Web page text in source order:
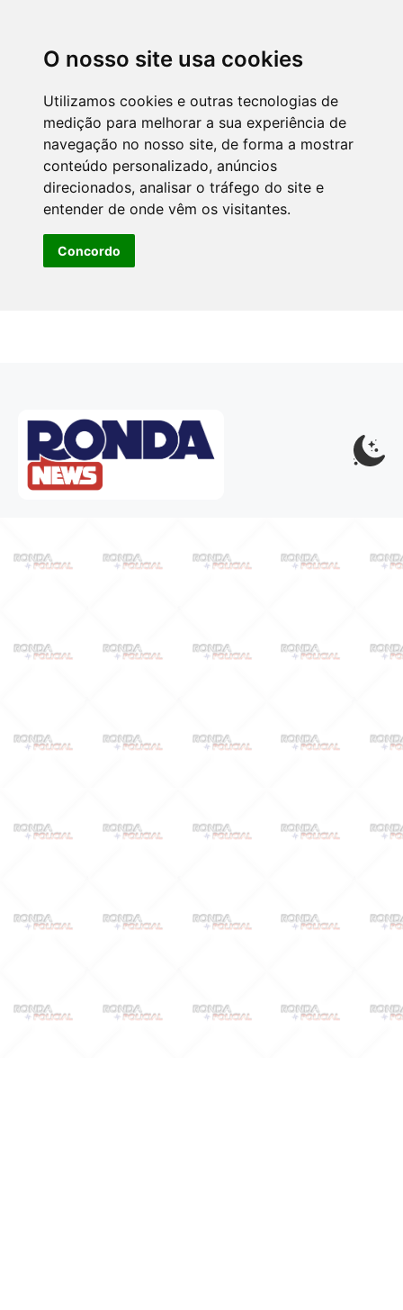
O nosso site usa cookies
Utilizamos cookies e outras tecnologias de
medição para melhorar a sua experiência de
navegação no nosso site, de forma a mostrar
conteúdo personalizado, anúncios
direcionados, analisar o tráfego do site e
entender de onde vêm os visitantes.
Concordo